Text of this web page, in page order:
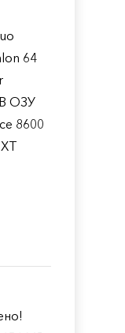
64
ОЗУ
8600